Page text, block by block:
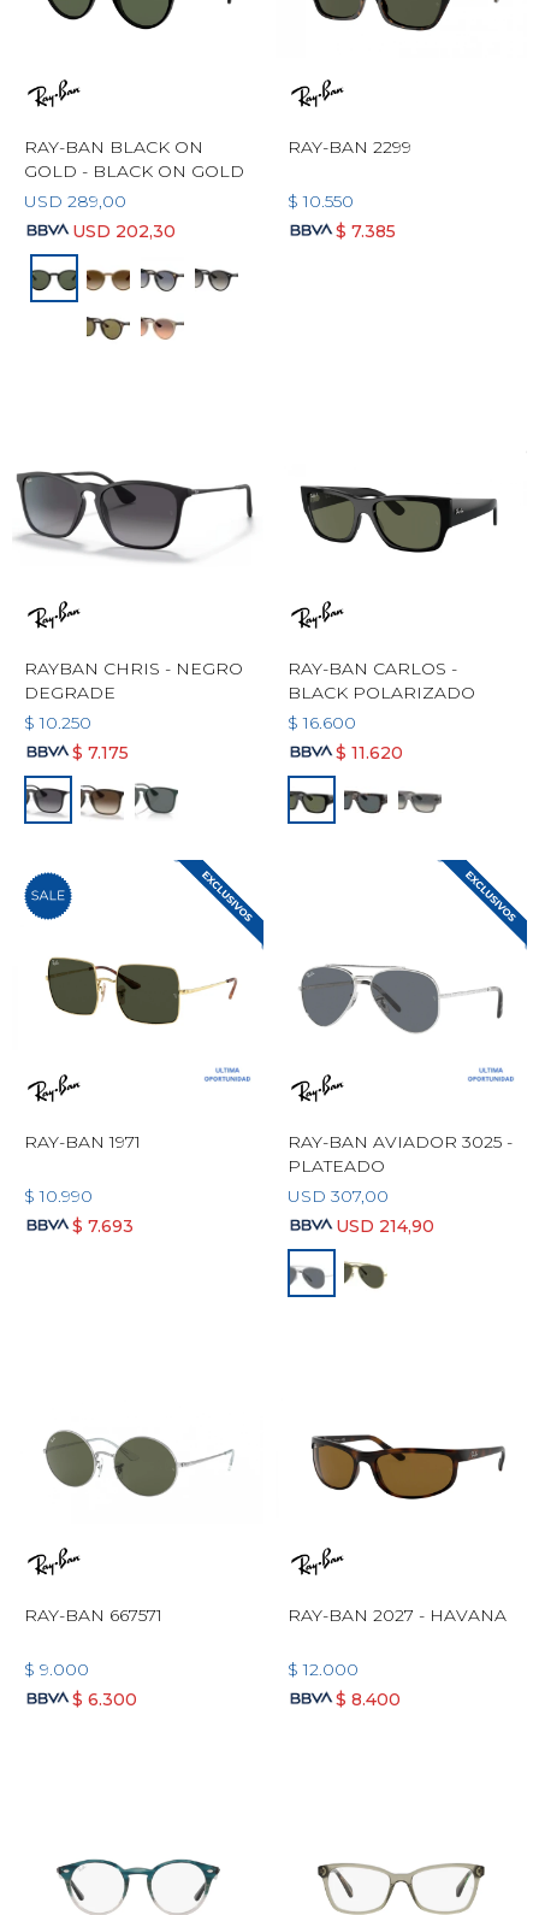
RAY-BAN BLACK ON
GOLD - BLACK ON GOLD
USD 289,00
USD 202,30
RAY-BAN 2299
$ 10.550
$ 7.385
RAYBAN CHRIS - NEGRO
DEGRADE
$ 10.250
$ 7.175
RAY-BAN CARLOS -
BLACK POLARIZADO
$ 16.600
$ 11.620
RAY-BAN 1971
$ 10.990
$ 7.693
RAY-BAN AVIADOR 3025 -
PLATEADO
USD 307,00
USD 214,90
RAY-BAN 667571
$ 9.000
$ 6.300
RAY-BAN 2027 - HAVANA
$ 12.000
$ 8.400